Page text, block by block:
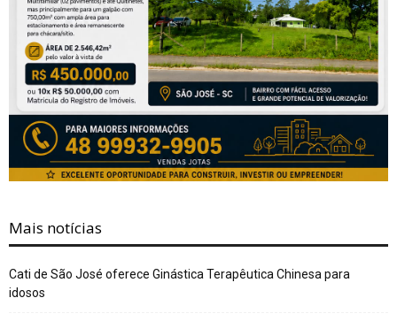
Mais notícias
Cati de São José oferece Ginástica Terapêutica Chinesa para
idosos